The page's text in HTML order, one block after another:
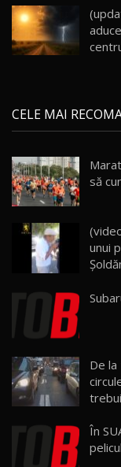
20
21
22
23
25
CELE MAI
să
unui
De
În